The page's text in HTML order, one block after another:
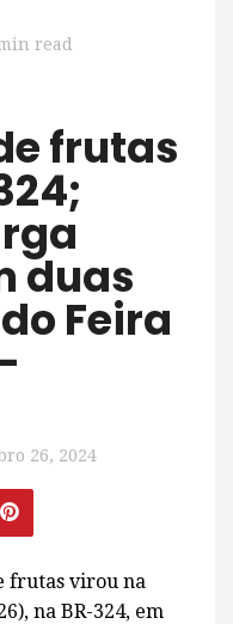
read
frutas
duas
Feira
26, 2024
frutas virou na
na BR-324, em